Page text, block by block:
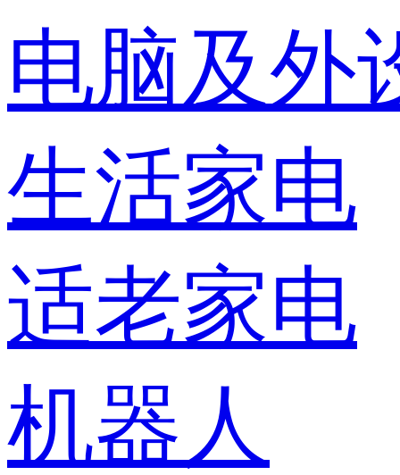
电脑及外
生活家电
适老家电
机器人